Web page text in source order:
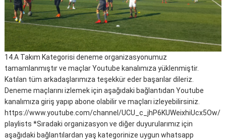
14.A Takım Kategorisi deneme organizasyonumuz
tamamlanmıştır ve maçlar Youtube kanalımıza yüklenmiştir.
Katılan tüm arkadaşlarımıza teşekkür eder başarılar dileriz.
Deneme maçlarını izlemek için aşağıdaki bağlantıdan Youtube
kanalımıza giriş yapıp abone olabilir ve maçları izleyebilirsiniz.
https://www.youtube.com/channel/UCU_c_jhP6KUWeixhiUcx5Ow/
playlists *Sıradaki organizasyon ve diğer duyurularımız için
aşağıdaki bağlantılardan yaş kategorinize uygun whatsapp